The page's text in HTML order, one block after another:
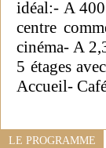
idéal:- A
centre
cinéma- A
5 étages
Accueil-
LE PROGRAMME